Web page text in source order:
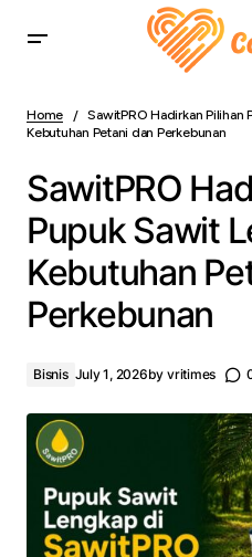
Kebutuhan Petani dan
Home
SawitPRO Hadirkan Pilihan
Kebutuhan Petani dan Perkebunan
SawitPRO
Pupuk Sawit
Kebutuhan
Perkebunan
Bisnis July 1, 2026by vritimes